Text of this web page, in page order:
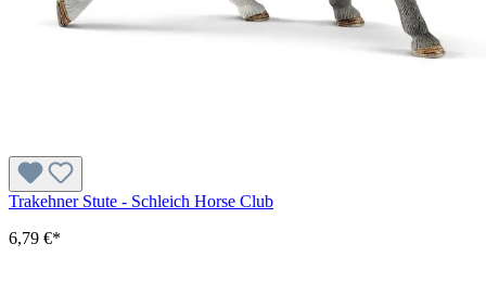
Trakehner Stute - Schleich Horse Club
6,79 €*